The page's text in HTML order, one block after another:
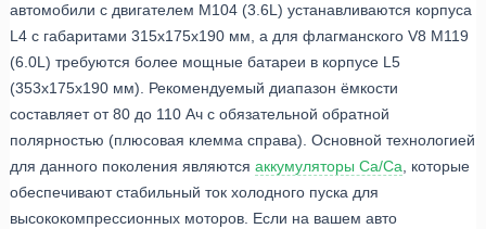
автомобили с двигателем M104 (3.6L) устанавливаются корпуса
L4 с габаритами 315х175х190 мм, а для флагманского V8 M119
(6.0L) требуются более мощные батареи в корпусе L5
(353х175х190 мм). Рекомендуемый диапазон ёмкости
составляет от 80 до 110 Ач с обязательной обратной
полярностью (плюсовая клемма справа). Основной технологией
для данного поколения являются аккумуляторы Ca/Ca , которые
обеспечивают стабильный ток холодного пуска для
высококомпрессионных моторов. Если на вашем авто